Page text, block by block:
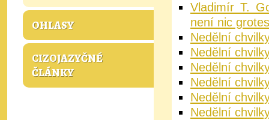
OHLASY
CIZOJAZYČNÉ
ČLÁNKY
Vladimír T.
není nic
Nedělní
Nedělní
Nedělní
Nedělní
Nedělní
Nedělní